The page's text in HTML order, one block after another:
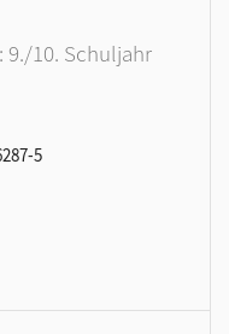
9./10. Schuljahr
5